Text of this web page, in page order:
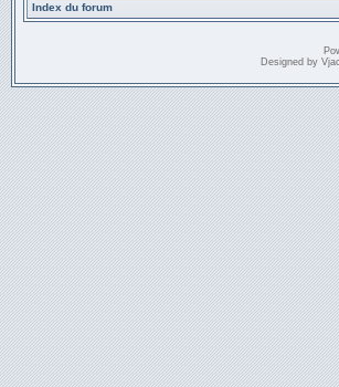
Index du forum
Designed by